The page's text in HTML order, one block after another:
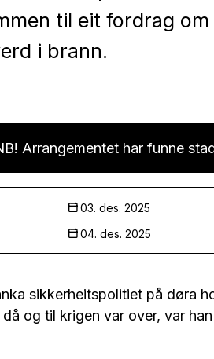
til eit fordrag
i brann.
Arrangementet har funne
03. des. 2025
04. des. 2025
sikkerheitspolitiet på døra
og til krigen var over, var